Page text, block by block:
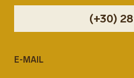
(+30)
E-MAIL